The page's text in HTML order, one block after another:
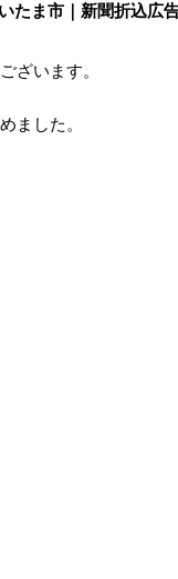
ま市｜新聞折込広
ざいます。
ました。